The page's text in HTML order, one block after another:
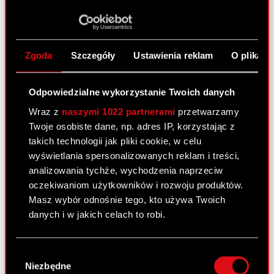
Zgoda Szczegóły Ustawienia reklam O
Odpowiedzialne wykorzystanie Twoich danych
Wraz z naszymi 1022 partnerami przetwarzamy
Twoje osobiste dane, np. adres IP, korzystając z
takich technologii jak pliki cookie, w celu
wyświetlania spersonalizowanych reklam i treści,
analizowania tychże, wychodzenia naprzeciw
oczekiwaniom użytkowników i rozwoju produktów.
Masz wybór odnośnie tego, kto używa Twoich
danych i w jakich celach to robi.
Gromadzić dane dotyczące Twojej
zgody
Niezbędne
Centrum wyników
Podstawowe dane finansowe
Prezentacje i webcasty
Akcje na giełdzie
Dywidenda
Akcjonariat
Analitycy
Niezależny audytor
Walne Zgromadzenia
Wynagrodzenia członków